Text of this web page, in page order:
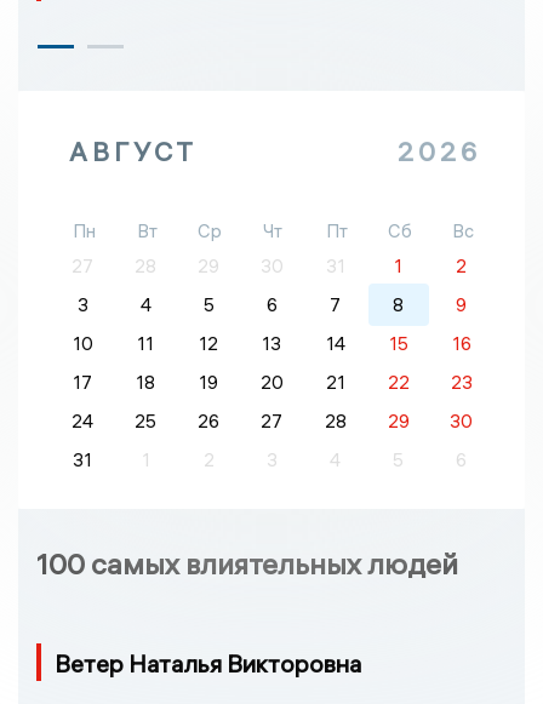
АВГУСТ 2026
Пн Вт Ср Чт Пт Сб
Вс
27
28 29 30 31 1
2
3
4 5 6 7 8
9
10
11 12 13 14 15
16
17
18 19 20 21 22
23
24
25 26 27 28 29
30
31
1 2 3 4 5 6
100 самых влиятельных людей
Ветер Наталья Викторовна